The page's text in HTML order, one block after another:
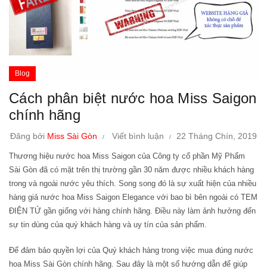
Blog
Cách phân biệt nước hoa Miss Saigon
chính hãng
Đăng bởi Miss Sài Gòn Viết bình luận 22 Tháng Chín, 2019
Thương hiệu nước hoa Miss Saigon của Công ty cổ phần Mỹ Phẩm
Sài Gòn đã có mặt trên thị trường gần 30 năm được nhiều khách hàng
trong và ngoài nước yêu thích. Song song đó là sự xuất hiện của nhiều
hàng giả nước hoa Miss Saigon Elegance với bao bì bên ngoài có TEM
ĐIỆN TỬ gần giống với hàng chính hãng. Điều này làm ảnh hưởng đến
sự tin dùng của quý khách hàng và uy tín của sản phẩm.
Để đảm bảo quyền lợi của Quý khách hàng trong việc mua đúng nước
hoa Miss Sài Gòn chính hãng . Sau đây là một số hướng dẫn để giúp